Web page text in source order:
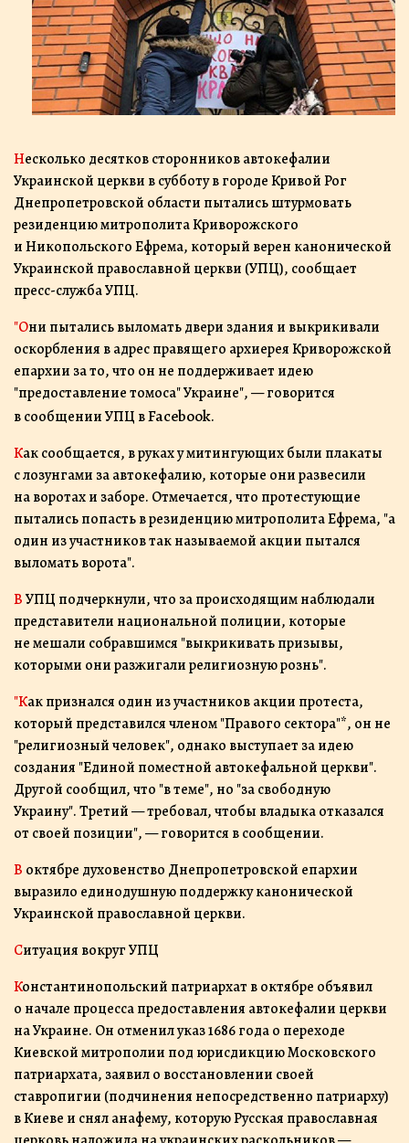
Несколько десятков сторонников автокефалии
Украинской церкви в субботу в городе Кривой Рог
Днепропетровской области пытались штурмовать
резиденцию митрополита Криворожского
и Никопольского Ефрема, который верен канонической
Украинской православной церкви (УПЦ), сообщает
пресс-служба УПЦ.
"Они пытались выломать двери здания и выкрикивали
оскорбления в адрес правящего архиерея Криворожской
епархии за то, что он не поддерживает идею
"предоставление томоса" Украине", — говорится
в сообщении УПЦ вFacebook.
Как сообщается, в руках у митингующих были плакаты
с лозунгами за автокефалию, которые они развесили
на воротах и ​​заборе. Отмечается, что протестующие
пытались попасть в резиденцию митрополита Ефрема, "а
один из участников так называемой акции пытался
выломать ворота".
В УПЦ подчеркнули, что за происходящим наблюдали
представители национальной полиции, которые
не мешали собравшимся "выкрикивать призывы,
которыми они разжигали религиозную рознь".
"Как признался один из участников акции протеста,
который представился членом "Правого сектора"*, он не
"религиозный человек", однако выступает за идею
создания "Единой поместной автокефальной церкви".
Другой сообщил, что "в теме", но "за свободную
Украину". Третий — требовал, чтобы владыка отказался
от своей позиции", — говорится в сообщении.
В октябре духовенство Днепропетровской епархии
выразило единодушную поддержку канонической
Украинской православной церкви.
Ситуация вокруг УПЦ
Константинопольский патриархат в октябре объявил
о начале процесса предоставления автокефалии церкви
на Украине. Он отменил указ 1686 года о переходе
Киевской митрополии под юрисдикцию Московского
патриархата, заявил о восстановлении своей
ставропигии (подчинения непосредственно патриарху)
в Киеве и снял анафему, которую Русская православная